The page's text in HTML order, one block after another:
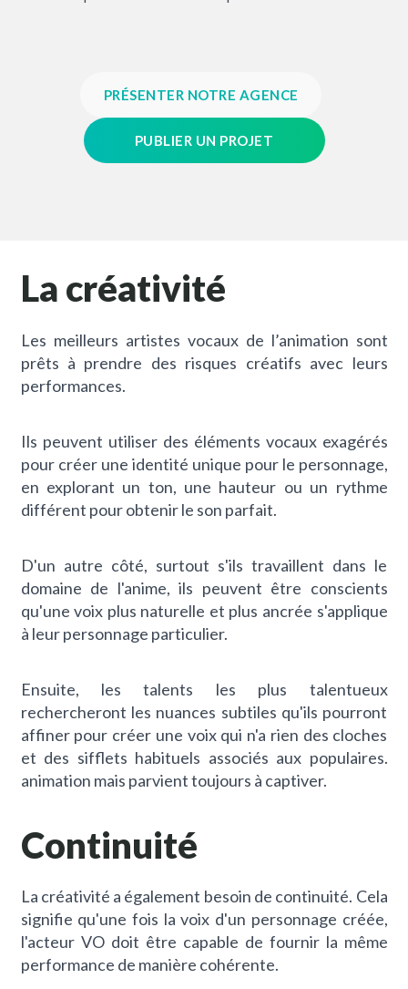
PRÉSENTER NOTRE AGENCE
PUBLIER UN PROJET
La créativité
Les meilleurs artistes vocaux de l’animation sont
prêts à prendre des risques créatifs avec leurs
performances.
Ils peuvent utiliser des éléments vocaux exagérés
pour créer une identité unique pour le personnage,
en explorant un ton, une hauteur ou un rythme
différent pour obtenir le son parfait.
D'un autre côté, surtout s'ils travaillent dans le
domaine de l'anime, ils peuvent être conscients
qu'une voix plus naturelle et plus ancrée s'applique
à leur personnage particulier.
Ensuite, les talents les plus talentueux
rechercheront les nuances subtiles qu'ils pourront
affiner pour créer une voix qui n'a rien des cloches
et des sifflets habituels associés aux populaires.
animation mais parvient toujours à captiver.
Continuité
La créativité a également besoin de continuité. Cela
signifie qu'une fois la voix d'un personnage créée,
l'acteur VO doit être capable de fournir la même
performance de manière cohérente.